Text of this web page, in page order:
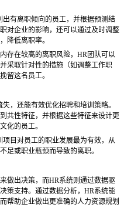
有离职倾向的员工，并根据预测结
对企业的影响，还可以通过及时调整
降低离职率。
存在较高的离职风险， HR团队可以
采取针对性的措施（如调整工作职
留这名员工。
，还能有效优化招聘和培训策略。
共性特征，并根据这些特征来设计更
化的员工。
目对员工的职业发展最为有效，从
足或职业瓶颈而导致的离职。
做出决策，而HR系统则通过数据驱
策支持。通过数据分析，HR系统能
帮助企业做出更准确的人力资源规划